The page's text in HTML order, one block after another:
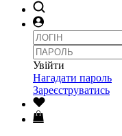
Увійти
Нагадати пароль
Зареєструватись